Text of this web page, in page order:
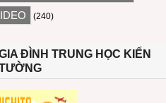
(240)
ĐÌNH TRUNG HỌC KIẾN